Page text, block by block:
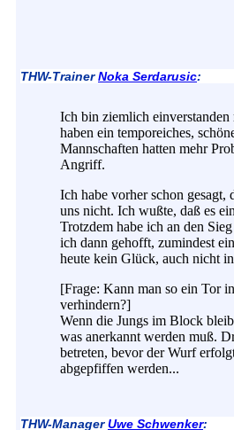
THW-TrainerNoka Serdarusic:
Ich bin ziemlich
haben ein temporeiches,
Mannschaften hatten mehr
Angriff.
Ich habe vorher schon gesagt,
uns nicht. Ich wußte, daß es
Trotzdem habe ich an den
ich dann gehofft, zumindest
heute kein Glück, auch nicht
[Frage: Kann man so ein Tor
verhindern?]
Wenn die Jungs im Block
was anerkannt werden muß.
betreten, bevor der Wurf
abgepfiffen werden...
THW-ManagerUwe Schwenker: